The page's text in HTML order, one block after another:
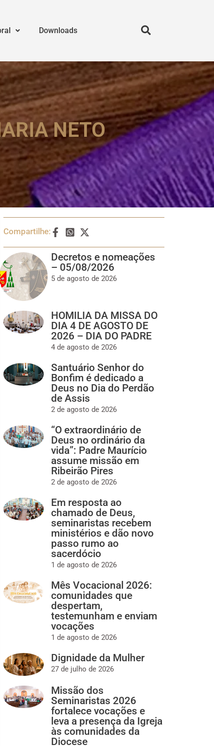
Downloads
NETO
Compartilhe:
Decretos e nomeações
– 05/08/2026
5 de agosto de 2026
HOMILIA DA MISSA DO
DIA 4 DE AGOSTO DE
2026 – DIA DO PADRE
4 de agosto de 2026
Santuário Senhor do
Bonfim é dedicado a
Deus no Dia do Perdão
de Assis
2 de agosto de 2026
“O extraordinário de
Deus no ordinário da
vida”: Padre Maurício
assume missão em
Ribeirão Pires
2 de agosto de 2026
Em resposta ao
chamado de Deus,
seminaristas recebem
ministérios e dão novo
passo rumo ao
sacerdócio
1 de agosto de 2026
Mês Vocacional 2026:
comunidades que
despertam,
testemunham e enviam
vocações
1 de agosto de 2026
Dignidade da Mulher
27 de julho de 2026
Missão dos
Seminaristas 2026
fortalece vocações e
leva a presença da Igreja
às comunidades da
Diocese